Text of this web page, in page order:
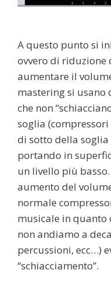
A questo punto si
ovvero di riduzione
aumentare il
mastering si
che non
soglia
di sotto della
portando in
un livello più basso.
aumento del
normale
musicale in quanto
non andiamo a
percussioni, ecc…)
“schiacciamento”.